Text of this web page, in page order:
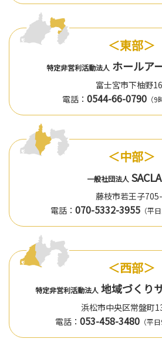
＜東部＞
特定非営利活動法人 ホールア
富士宮市下柚野
電話： 0544-66-0790（9
＜中部＞
一般社団法人
藤枝市若王子
電話： 070-5332-3955（平日
＜西部＞
特定非営利活動法人 地域づくり
浜松市中央区常盤町
電話： 053-458-3480（平日